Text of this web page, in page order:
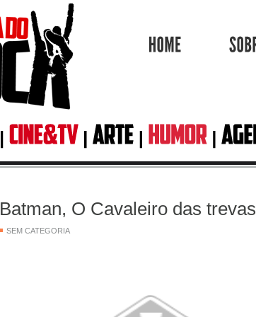
Batman, O Cavaleiro das trevas
SEM CATEGORIA